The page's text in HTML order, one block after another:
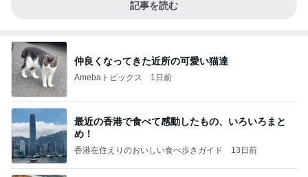
記事を読む
仲良くなってきた近所の可愛い猫達
Amebaトピックス 1日前
最近の香港で食べて感動したもの、いろいろまと
め！
香港在住えりのおいしい食べ歩きガイド 13日前